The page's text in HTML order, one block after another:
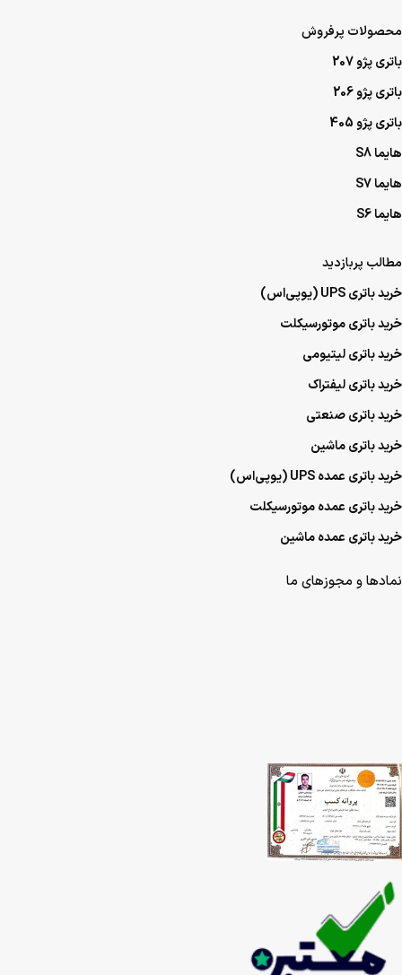
محصولات پرفروش
باتری پژو 207
باتری پژو 206
باتری پژو 405
هایما S8
هایما S7
هایما S6
مطالب پربازدید
خرید باتری UPS (یو‌پی‌اس)
خرید باتری موتورسیکلت
خرید باتری لیتیومی
خرید باتری لیفتراک
خرید باتری صنعتی
خرید باتری ماشین
خرید باتری عمده UPS (یو‌پی‌اس)
خرید باتری عمده موتورسیکلت
خرید باتری عمده ماشین
نمادها و مجوزهای ما